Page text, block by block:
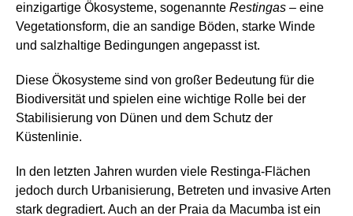
einzigartige Ökosysteme, sogenannte Restingas – eine
Vegetationsform, die an sandige Böden, starke Winde
und salzhaltige Bedingungen angepasst ist.
Diese Ökosysteme sind von großer Bedeutung für die
Biodiversität und spielen eine wichtige Rolle bei der
Stabilisierung von Dünen und dem Schutz der
Küstenlinie.
In den letzten Jahren wurden viele Restinga-Flächen
jedoch durch Urbanisierung, Betreten und invasive Arten
stark degradiert. Auch an der Praia da Macumba ist ein